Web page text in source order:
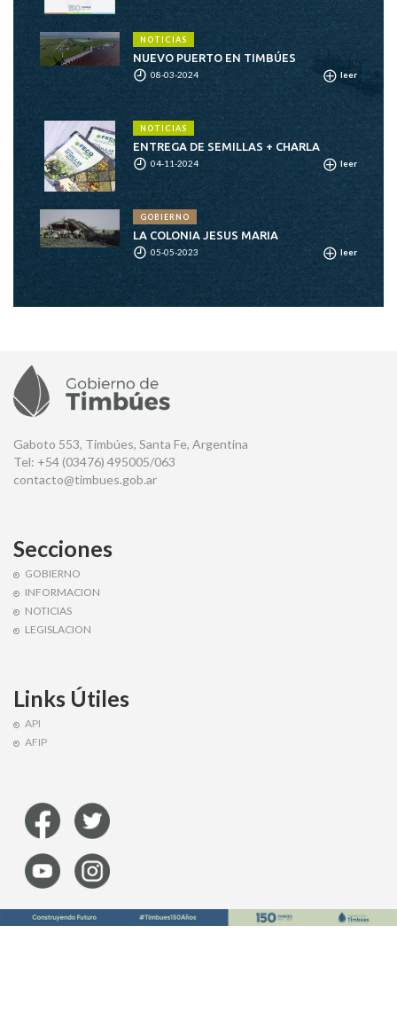
NOTICIAS
NUEVO PUERTO EN TIMBÚES
08-03-2024 leer
NOTICIAS
ENTREGA DE SEMILLAS + CHARLA
04-11-2024 leer
GOBIERNO
LA COLONIA JESUS MARIA
05-05-2023 leer
Gaboto 553, Timbúes, Santa Fe, Argentina
Tel: +54 (03476) 495005/063
contacto@timbues.gob.ar
Secciones
GOBIERNO
INFORMACION
NOTICIAS
LEGISLACION
Links Útiles
API
AFIP